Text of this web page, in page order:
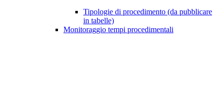
Tipologie di procedimento (da pubblicare
in tabelle)
Monitoraggio tempi procedimentali